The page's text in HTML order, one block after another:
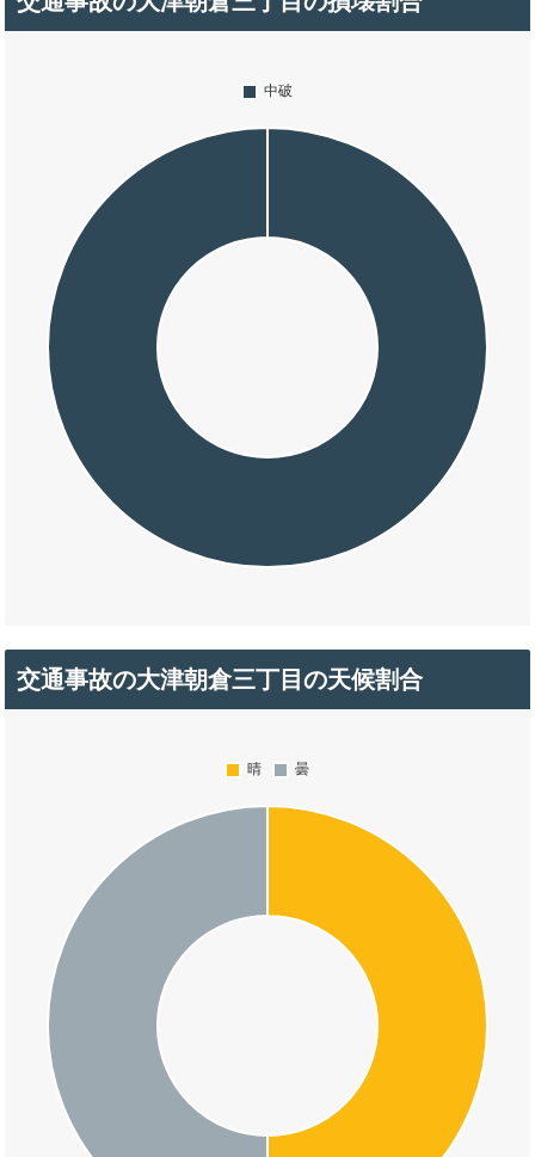
交通事故の大津朝倉三丁目の天候割合